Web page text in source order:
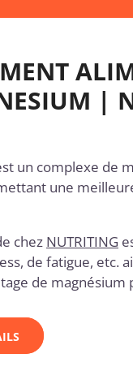
|
un complexe de
une
chez NUTRITING
, de fatigue, etc.
de magnésium